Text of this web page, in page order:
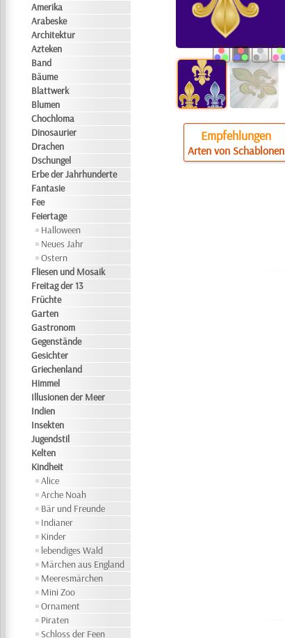
Amerika
Arabeske
Architektur
Azteken
Band
Bäume
Blattwerk
Blumen
Chochloma
Dinosaurier
Drachen
Dschungel
Erbe der Jahrhunderte
Fantasie
Fee
Feiertage
Halloween
Neues Jahr
Ostern
Fliesen und Mosaik
Freitag der 13
Früchte
Garten
Gastronom
Gegenstände
Gesichter
Griechenland
Himmel
Illusionen der Meer
Indien
Insekten
Jugendstil
Kelten
Kindheit
Alice
Arche Noah
Bär und Freunde
Indianer
Kinder
lebendiges Wald
Märchen aus England
Meeresmärchen
Mini Zoo
Ornament
Piraten
Schloss der Feen
Empfehlungen
Arten von Schablonen